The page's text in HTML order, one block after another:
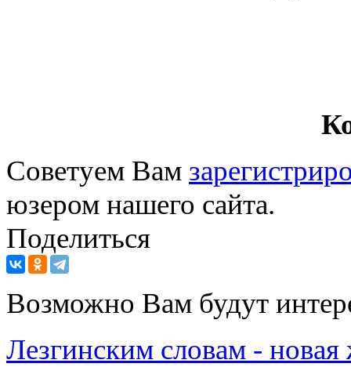
Советуем Вам
юзером нашего сайта.
Поделиться
Возможно Вам будут
Лезгинским словам - новая